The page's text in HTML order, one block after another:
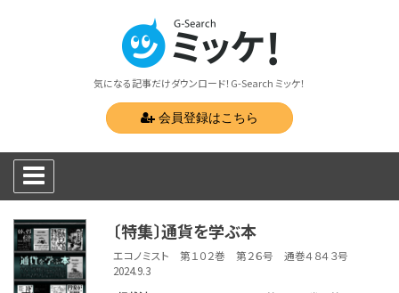
気になる記事だけダウンロード！G-Search ミッケ！
会員登録はこちら
〔特集〕通貨を学ぶ本
エコノミスト 第１０２巻 第２６号 通巻４８４３号
2024.9.3